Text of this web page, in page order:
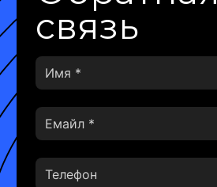
связь